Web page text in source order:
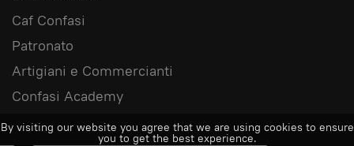
Caf Confasi
Patronato
Artigiani e Commercianti
Confasi Academy
By visiting our website you agree that we are using cookies to ensure
you to get the best experience.